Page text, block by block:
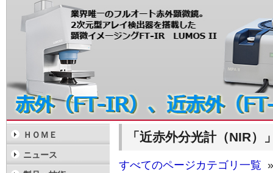
「近赤外分光計（NIR）
すべてのページカテゴリ一覧
ＨＯＭＥ
ニュース